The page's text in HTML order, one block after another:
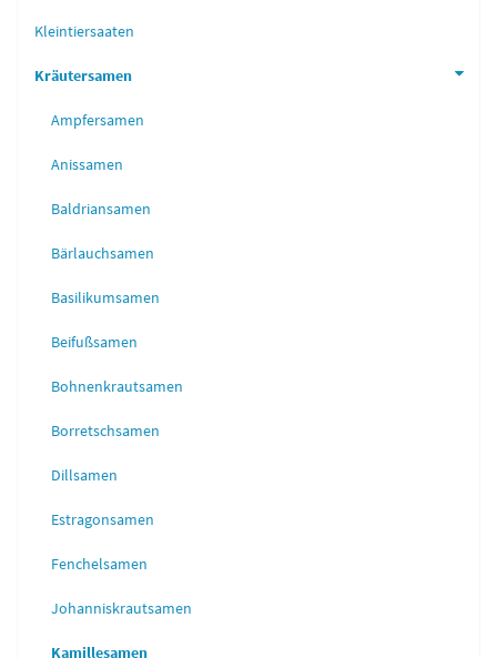
Kleintiersaaten
Kräutersamen
Ampfersamen
Anissamen
Baldriansamen
Bärlauchsamen
Basilikumsamen
Beifußsamen
Bohnenkrautsamen
Borretschsamen
Dillsamen
Estragonsamen
Fenchelsamen
Johanniskrautsamen
Kamillesamen